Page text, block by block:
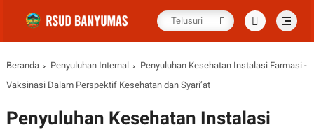
Beranda Penyuluhan Internal
Penyuluhan Kesehatan Instalasi Farmasi -
Vaksinasi Dalam Perspektif Kesehatan dan Syari’at
Penyuluhan Kesehatan Instalasi